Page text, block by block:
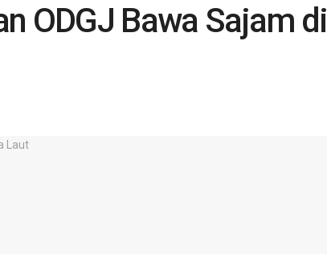
ODGJ Bawa Sajam di